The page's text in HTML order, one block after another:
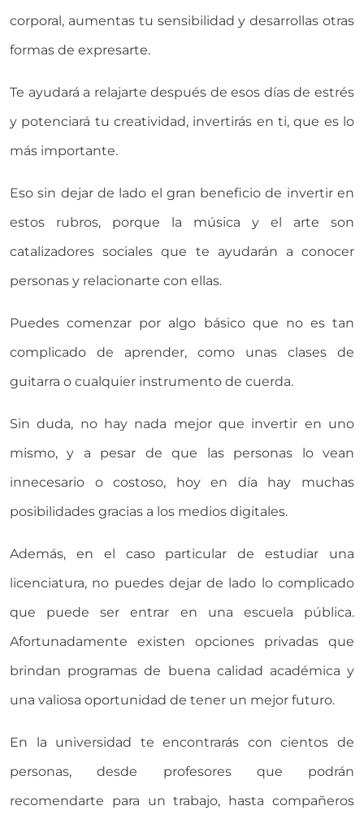
corporal, aumentas tu sensibilidad y desarrollas otras
formas de expresarte.
Te ayudará a relajarte después de esos días de estrés
y potenciará tu creatividad, invertirás en ti, que es lo
más importante.
Eso sin dejar de lado el gran beneficio de invertir en
estos rubros, porque la música y el arte son
catalizadores sociales que te ayudarán a conocer
personas y relacionarte con ellas.
Puedes comenzar por algo básico que no es tan
complicado de aprender, como unas clases de
guitarra o cualquier instrumento de cuerda.
Sin duda, no hay nada mejor que invertir en uno
mismo, y a pesar de que las personas lo vean
innecesario o costoso, hoy en día hay muchas
posibilidades gracias a los medios digitales.
Además, en el caso particular de estudiar una
licenciatura, no puedes dejar de lado lo complicado
que puede ser entrar en una escuela pública.
Afortunadamente existen opciones privadas que
brindan programas de buena calidad académica y
una valiosa oportunidad de tener un mejor futuro.
En la universidad te encontrarás con cientos de
personas, desde profesores que podrán
recomendarte para un trabajo, hasta compañeros